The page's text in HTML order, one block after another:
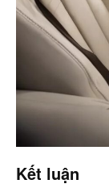
Kết luận